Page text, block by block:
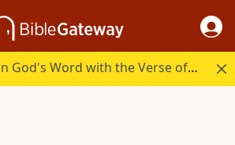
Start your day in God's Word with the Verse of the Day.